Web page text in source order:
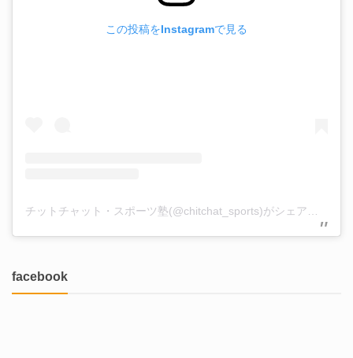
この投稿をInstagramで見る
facebook